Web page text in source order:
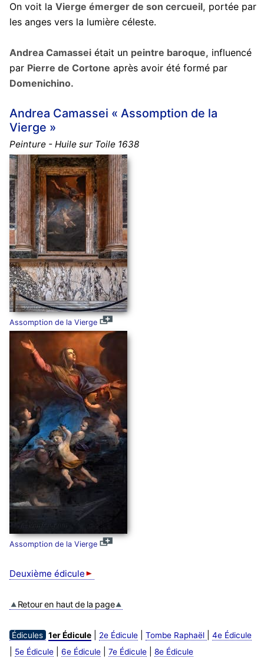
On voit la Vierge émerger de son cercueil, portée par
les anges vers la lumière céleste.
Andrea Camasseiétait un peintre baroque, influencé
par Pierre de Cortone après avoir été formé par
Domenichino.
Andrea Camassei « Assomption de la
Vierge »
Peinture - Huile sur Toile 1638
Assomption de la Vierge
Assomption de la Vierge
Deuxième édicule
Retour en haut de la page
Édicules 1er Édicule| 2e Édicule| Tombe Raphaël 4e Édicule
5e Édicule| 6e Édicule| 7e Édicule| 8e Édicule